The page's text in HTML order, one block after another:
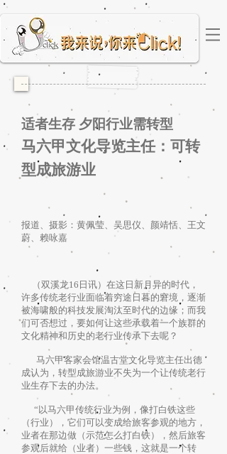
适者生存 夕阳行业需转型
马六甲文化导览主任：可转
型成旅游业
报道、摄影：黄佩莹、吴思仪、颜靖恬、王文
蔚、赖咏嘉
（双溪龙16日讯）在这日新月异的时代，
许多传统老行业面临着穷途日暮的窘境，逐渐
被海啸般的科技发展淘汰至时代的边缘；而我
们可否想过，要如何让这些承载着一个族群的
文化精神和历史的老行业传承下去呢？
马六甲客家会馆温古堂文化导览主任出德
成认为，转型成旅游业不失为一个让传统老行
业生存下去的办法。
“以马六甲传统行业为例，像打白铁这些
（行业），它们可以变成给旅客参观的地方，
业者在那边做（示范怎么打白铁），然后旅客
参观后就给（业者）一些钱，这就是一个转